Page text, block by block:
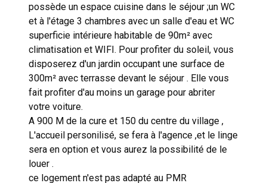
possède un espace cuisine dans le séjour ;un WC
et à l'étage 3 chambres avec un salle d'eau et WC
superficie intérieure habitable de 90m² avec
climatisation et WIFI. Pour profiter du soleil, vous
disposerez d'un jardin occupant une surface de
300m² avec terrasse devant le séjour . Elle vous
fait profiter d'au moins un garage pour abriter
votre voiture.
A 900 M de la cure et 150 du centre du village ,
L'accueil personilisé, se fera à l'agence ,et le linge
sera en option et vous aurez la possibilité de le
louer .
ce logement n'est pas adapté au PMR